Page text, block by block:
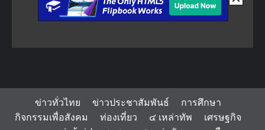
ข่าวทั่วไทย ข่าวประชาสัมพันธ์
การศึกษา
กิจกรรมเพื่อสังคม
ท่องเที่ยว ๔ เหล่าทัพ
เศรษฐกิจ